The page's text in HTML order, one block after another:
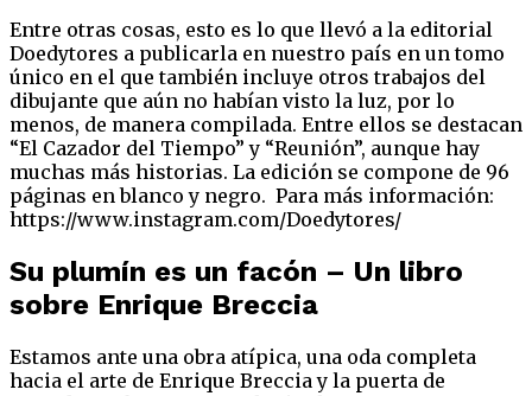
Entre otras cosas, esto es lo que llevó a la editorial
Doedytores a publicarla en nuestro país en un tomo
único en el que también incluye otros trabajos del
dibujante que aún no habían visto la luz, por lo
menos, de manera compilada. Entre ellos se destacan
“El Cazador del Tiempo” y “Reunión”, aunque hay
muchas más historias. La edición se compone de 96
páginas en blanco y negro. Para más información:
https://www.instagram.com/Doedytores/
Su plumín es un facón – Un libro
sobre Enrique Breccia
Estamos ante una obra atípica, una oda completa
hacia el arte de Enrique Breccia y la puerta de